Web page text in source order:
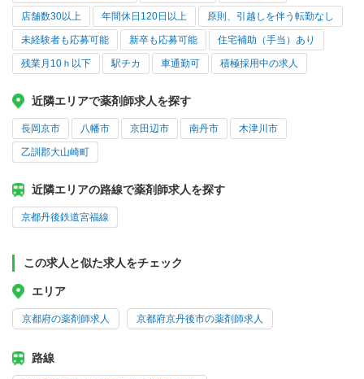
店舗数30以上 年間休日120日以上 原則、引越しを伴う転勤なし
未経験者も応募可能 新卒も応募可能 住宅補助（手当）あり
残業月10ｈ以下 駅チカ 車通勤可 積極採用中の求人
近隣エリアで薬剤師求人を探す
長岡京市 八幡市 京田辺市 南丹市 木津川市
乙訓郡大山崎町
近隣エリアの路線で薬剤師求人を探す
京都丹後鉄道宮福線
この求人と似た求人をチェック
エリア
京都府の薬剤師求人 京都府京丹後市の薬剤師求人
路線